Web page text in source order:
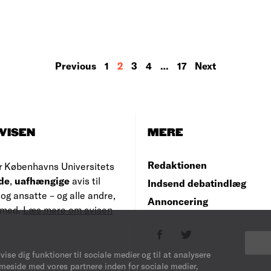
dig funktioner til sociale medier og til at analysere
med vores partnere inden for sociale medier,
Previous 1 2 3 4 … 17 Next
Københavns Universitets
, uafhængige avis til
ansatte – og alle andre,
Læs mere om avisen
MERE
Redaktionen
Indsend debatindlæg
Annoncering